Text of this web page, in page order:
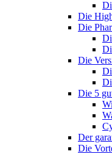
Die
Die
Die
Die 5
Der
Die